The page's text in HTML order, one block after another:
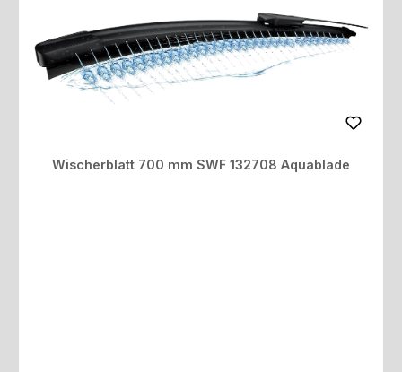
Wischerblatt 700 mm SWF 132708 Aquablade